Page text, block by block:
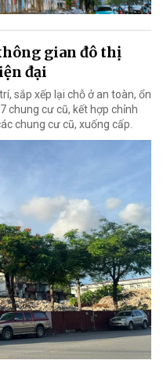
gian đô thị
đại
sắp xếp lại chỗ ở an toàn, ổn
chung cư cũ, kết hợp chỉnh
chung cư cũ, xuống cấp.